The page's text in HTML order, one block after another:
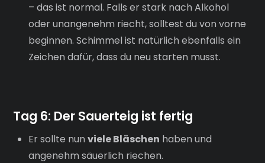
– das ist normal. Falls er stark nach Alkohol
oder unangenehm riecht, solltest du von vorne
beginnen. Schimmel ist natürlich ebenfalls ein
Zeichen dafür, dass du neu starten musst.
Tag 6: Der Sauerteig ist fertig
Er sollte nun viele Bläschen haben und
angenehm säuerlich riechen.